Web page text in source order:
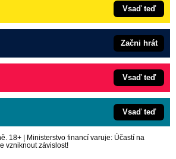
Vsaď teď
Začni hrát
Vsaď teď
Vsaď teď
18+ | Ministerstvo financí varuje: Účastí na
vzniknout závislost!